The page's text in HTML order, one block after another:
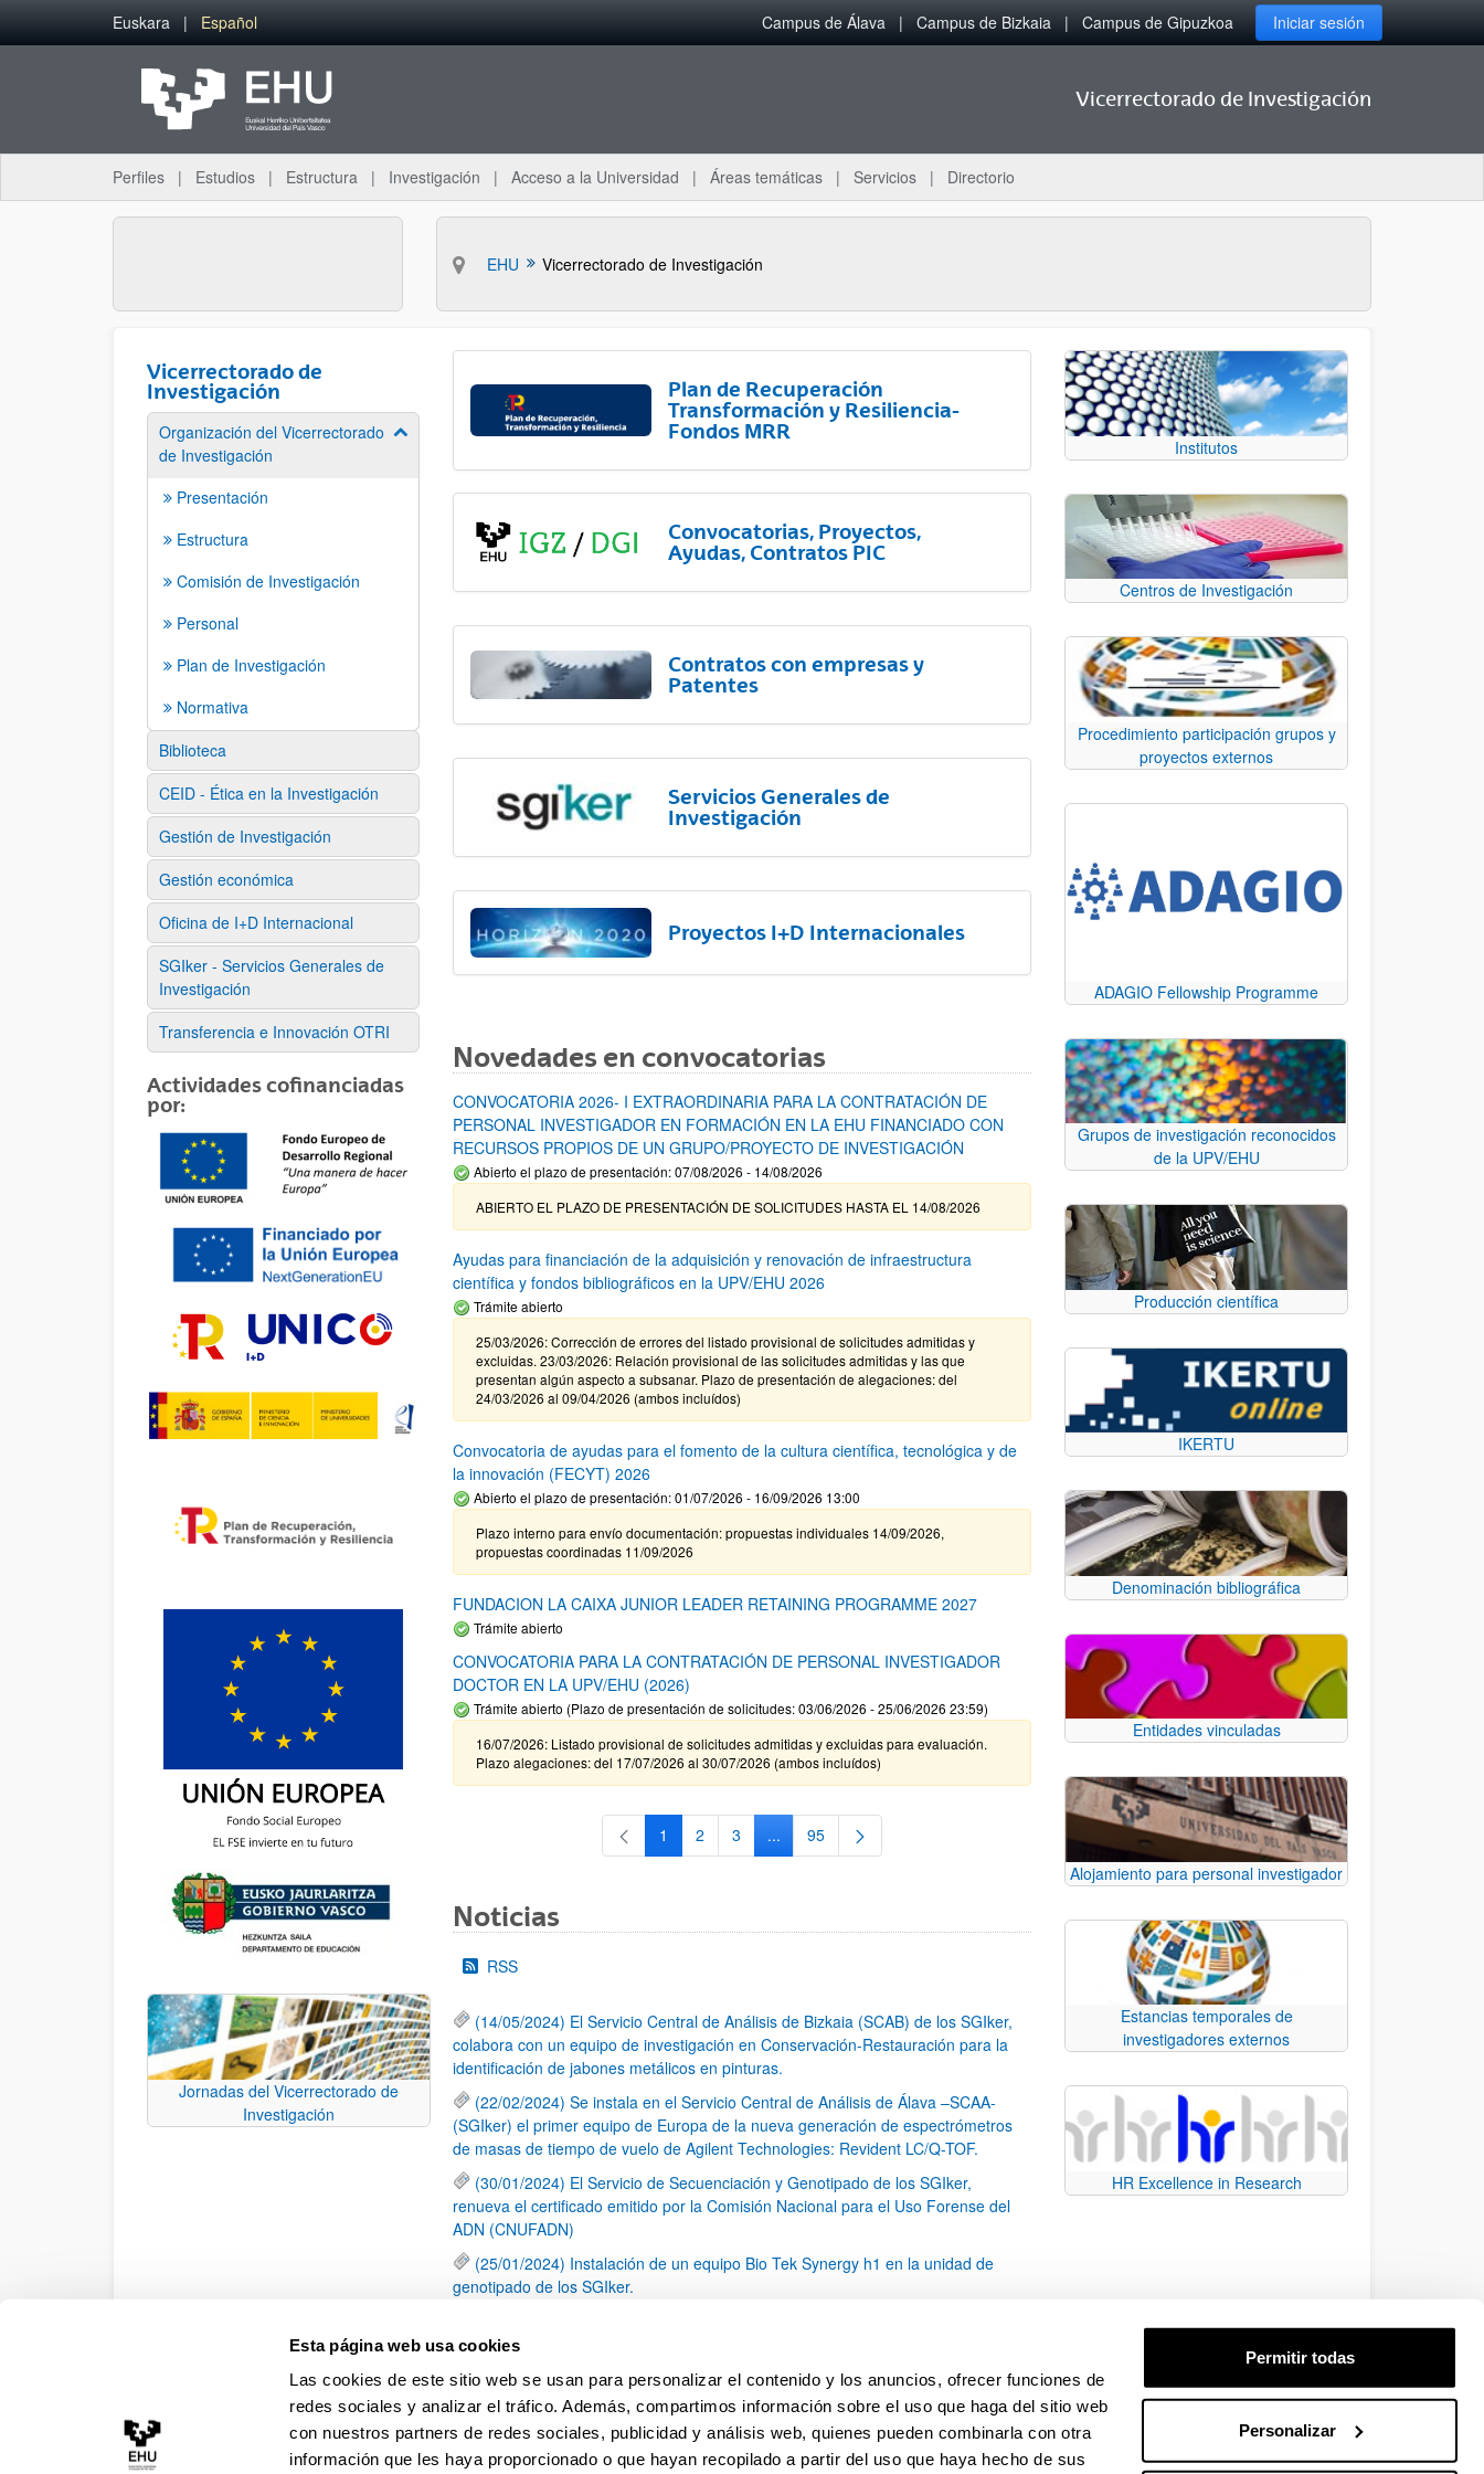
Esta página web usa cookies
Las cookies de este sitio web se usan para personalizar el contenido y los anuncios, ofrecer funciones de
redes sociales y analizar el tráfico. Además, compartimos información sobre el uso que haga del sitio web
con nuestros partners de redes sociales, publicidad y análisis web, quienes pueden combinarla con otra
información que les haya proporcionado o que hayan recopilado a partir del uso que haya hecho de sus
Permitir todas
Personalizar
Saltar al contenido principal
Euskara Español Campus de Álava Campus de Bizkaia Campus de Gipuzkoa Iniciar sesión
Vicerrectorado de Investigación
Perfiles Estudios Estructura Investigación Acceso a la Universidad Áreas temáticas Servicios Directorio
EHU Vicerrectorado de Investigación
Vicerrectorado de
Investigación
Organización del Vicerrectorado
de Investigación
Mostrar/ocultar subpáginas
Presentación
Estructura
Comisión de Investigación
Personal
Plan de Investigación
Normativa
Biblioteca
CEID - Ética en la Investigación
Gestión de Investigación
Gestión económica
Oficina de I+D Internacional
SGIker - Servicios Generales de
Investigación
Transferencia e Innovación OTRI
Actividades cofinanciadas
por:
Jornadas del Vicerrectorado de
Investigación
Plan de Recuperación
Transformación y Resiliencia-
Fondos MRR
Convocatorias, Proyectos,
Ayudas, Contratos PIC
Contratos con empresas y
Patentes
Servicios Generales de
Investigación
Proyectos I+D Internacionales
Novedades en convocatorias
CONVOCATORIA 2026- I EXTRAORDINARIA PARA LA CONTRATACIÓN DE
PERSONAL INVESTIGADOR EN FORMACIÓN EN LA EHU FINANCIADO CON
RECURSOS PROPIOS DE UN GRUPO/PROYECTO DE INVESTIGACIÓN
Abierto el plazo de presentación: 07/08/2026 - 14/08/2026
ABIERTO EL PLAZO DE PRESENTACIÓN DE SOLICITUDES HASTA EL 14/08/2026
Ayudas para financiación de la adquisición y renovación de infraestructura
científica y fondos bibliográficos en la UPV/EHU 2026
Trámite abierto
25/03/2026: Corrección de errores del listado provisional de solicitudes admitidas y
excluidas. 23/03/2026: Relación provisional de las solicitudes admitidas y las que
presentan algún aspecto a subsanar. Plazo de presentación de alegaciones: del
24/03/2026 al 09/04/2026 (ambos incluídos)
Convocatoria de ayudas para el fomento de la cultura científica, tecnológica y de
la innovación (FECYT) 2026
Abierto el plazo de presentación: 01/07/2026 - 16/09/2026 13:00
Plazo interno para envío documentación: propuestas individuales 14/09/2026,
propuestas coordinadas 11/09/2026
FUNDACION LA CAIXA JUNIOR LEADER RETAINING PROGRAMME 2027
Trámite abierto
CONVOCATORIA PARA LA CONTRATACIÓN DE PERSONAL INVESTIGADOR
DOCTOR EN LA UPV/EHU (2026)
Trámite abierto (Plazo de presentación de solicitudes: 03/06/2026 - 25/06/2026 23:59)
16/07/2026: Listado provisional de solicitudes admitidas y excluidas para evaluación.
Plazo alegaciones: del 17/07/2026 al 30/07/2026 (ambos incluídos)
Página
1 Página
2 Página
3 ...Páginas intermedias Use TAB para desplazarse.
Página
95
Noticias
RSS
(14/05/2024) El Servicio Central de Análisis de Bizkaia (SCAB) de los SGIker,
colabora con un equipo de investigación en Conservación-Restauración para la
identificación de jabones metálicos en pinturas.
(22/02/2024) Se instala en el Servicio Central de Análisis de Álava –SCAA-
(SGIker) el primer equipo de Europa de la nueva generación de espectrómetros
de masas de tiempo de vuelo de Agilent Technologies: Revident LC/Q-TOF.
(30/01/2024) El Servicio de Secuenciación y Genotipado de los SGIker,
renueva el certificado emitido por la Comisión Nacional para el Uso Forense del
ADN (CNUFADN)
(25/01/2024) Instalación de un equipo Bio Tek Synergy h1 en la unidad de
genotipado de los SGIker.
de Navarra en un proyecto de investigación relacionado con los sistemas de
de Educación Superior.
Página
1 Página
2 Página
3 Página
4 Página
5 ...Páginas intermedias Use TAB para desplazarse.
Página
79
Institutos
Centros de Investigación
Procedimiento participación grupos y
proyectos externos
ADAGIO Fellowship Programme
Grupos de investigación reconocidos
de la UPV/EHU
Producción científica
IKERTU
Denominación bibliográfica
Entidades vinculadas
Alojamiento para personal investigador
Estancias temporales de
investigadores externos
HR Excellence in Research